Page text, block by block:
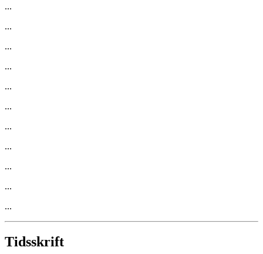
...
...
...
...
...
...
...
...
...
...
...
Tidsskrift